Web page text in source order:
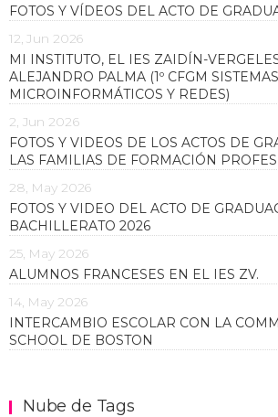
FOTOS Y VÍDEOS DEL ACTO DE
12, Jun 2026
MI INSTITUTO, EL IES ZAIDÍN-
ALEJANDRO PALMA (1º CFGM SISTEMAS
MICROINFORMÁTICOS Y REDES)
2, Jun 2026
FOTOS Y VIDEOS DE LOS ACTOS DE
LAS FAMILIAS DE FORMACIÓN
28, May 2026
FOTOS Y VIDEO DEL ACTO DE
BACHILLERATO 2026
25, May 2026
ALUMNOS FRANCESES EN EL IES ZV.
14, May 2026
INTERCAMBIO ESCOLAR CON LA
SCHOOL DE BOSTON
Nube de Tags